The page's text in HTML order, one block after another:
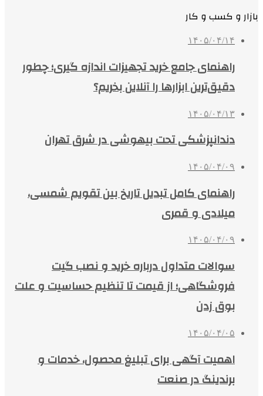
بازار و کسب و کار
۱۴۰۵/۰۴/۱۴
راهنمای جامع خرید تجهیزات اندازه گیری؛ چطور
دقیق‌ترین ابزارها را آنلاین بخریم؟
۱۴۰۵/۰۴/۱۳
دندانپزشکی تحت بیهوشی در شرق تهران
۱۴۰۵/۰۴/۰۹
راهنمای کامل تبدیل تاریخ بین تقویم شمسی،
میلادی و قمری
۱۴۰۵/۰۴/۰۹
سوالات متداول درباره خرید و نصب گیت
فروشگاهی؛ از قیمت تا تنظیم حساسیت و علت
بوق زدن
۱۴۰۵/۰۴/۰۵
اهمیت آگهی برای تبلیغ محصول، خدمات و
برندینگ در صنعت